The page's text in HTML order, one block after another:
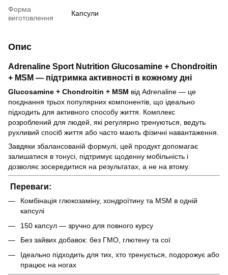
Форма
виготовлення
Капсули
Опис
Adrenaline Sport Nutrition Glucosamine + Chondroitin
+ MSM — підтримка активності в кожному дні
Glucosamine + Chondroitin + MSM від Adrenaline — це
поєднання трьох популярних компонентів, що ідеально
підходить для активного способу життя. Комплекс
розроблений для людей, які регулярно тренуються, ведуть
рухливий спосіб життя або часто мають фізичні навантаження.
Завдяки збалансованій формулі, цей продукт допомагає
залишатися в тонусі, підтримує щоденну мобільність і
дозволяє зосередитися на результатах, а не на втому.
Переваги:
Комбінація глюкозаміну, хондроїтину та MSM в одній
капсулі
150 капсул — зручно для повного курсу
Без зайвих добавок: без ГМО, глютену та сої
Ідеально підходить для тих, хто тренується, подорожує або
працює на ногах